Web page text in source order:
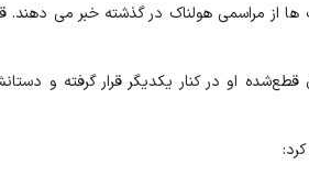
ها از مراسمی هولناک در گذشته خبر می
او در کنار یکدیگر قرار گرفته و